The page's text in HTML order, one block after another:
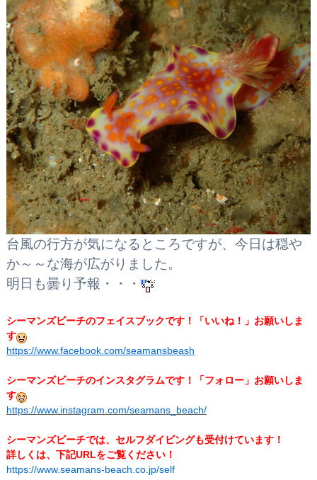
台風の行方が気になるところですが、今日は穏や
か～～な海が広がりました。
明日も曇り予報・・・
シーマンズビーチのフェイスブックです！
「いいね！」お願いしま
す
https://www.facebook.com/seamansbeash
シーマンズビーチのインスタグラムです！「フォロー」お願いしま
す
https://www.instagram.com/seamans_beach/
シーマンズビーチでは、セルフダイビングも受付けています！
詳しくは、下記URLをご覧ください！
https://www.seamans-beach.co.jp/self